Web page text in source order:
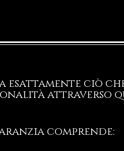
esattamente ciò
attraverso
comprende: